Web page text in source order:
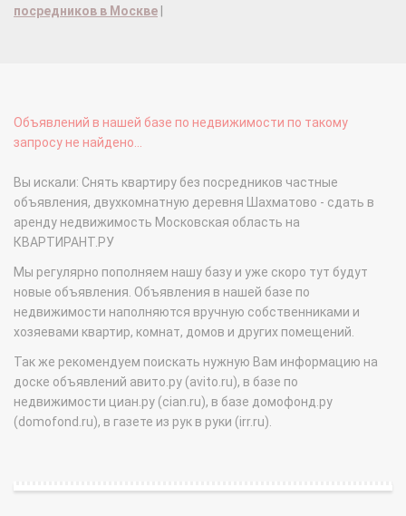
посредников в Москве
Объявлений в нашей базе по недвижимости по такому
запросу не найдено...
Вы искали: Снять квартиру без посредников частные
объявления, двухкомнатную деревня Шахматово - сдать в
аренду недвижимость Московская область на
КВАРТИРАНТ.РУ
Мы регулярно пополняем нашу базу и уже скоро тут будут
новые объявления. Объявления в нашей базе по
недвижимости наполняются вручную собственниками и
хозяевами квартир, комнат, домов и других помещений.
Так же рекомендуем поискать нужную Вам информацию на
доске объявлений авито.ру (avito.ru), в базе по
недвижимости циан.ру (cian.ru), в базе домофонд.ру
(domofond.ru), в газете из рук в руки (irr.ru).